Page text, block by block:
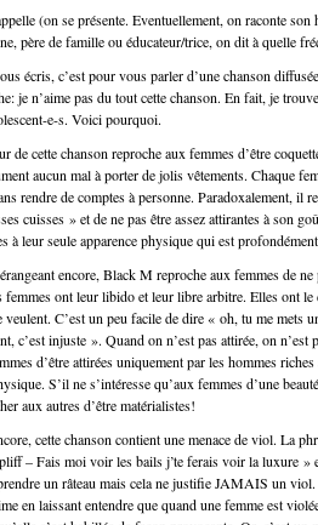
(on se présente. Eventuellement, on raconte
père de famille ou éducateur/trice, on dit à quelle
écris, c’est pour vous parler d’une chanson
je n’aime pas du tout cette chanson. En fait, je
e-s. Voici pourquoi.
de cette chanson reproche aux femmes d’être
aucun mal à porter de jolis vêtements. Chaque
rendre de comptes à personne. Paradoxalement, il
cuisses » et de ne pas être assez attirantes à son
à leur seule apparence physique qui est
encore, Black M reproche aux femmes de
femmes ont leur libido et leur libre arbitre. Elles ont
veulent. C’est un peu facile de dire « oh, tu me mets
c’est injuste ». Quand on n’est pas attirée, on
d’être attirées uniquement par les hommes
S’il ne s’intéresse qu’aux femmes d’une
aux autres d’être matérialistes!
cette chanson contient une menace de viol. La
– Fais moi voir les bails j’te ferais voir la luxure »
un râteau mais cela ne justifie JAMAIS un
en laissant entendre que quand une femme est